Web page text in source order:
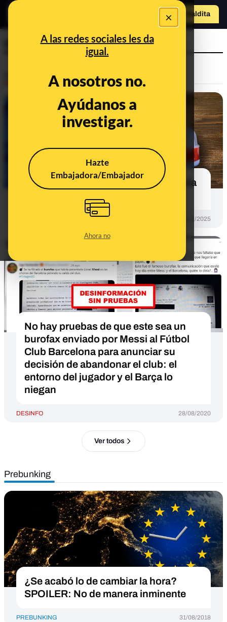
×
A las redes sociales les da
igual.
A nosotros no.
Ayúdanos a
investigar.
Hazte
Embajadora/Embajador
Ahora no
Hazte Maldit o
a
directiva
No, la baliza V16 no es consecuencia
04/12/2025
No hay pruebas de que este sea un
burofax enviado por Messi al Fútbol
Club Barcelona para anunciar su
decisión de abandonar el club: el
entorno del jugador y el Barça lo
niegan
DESINFO 28/08/2020
Ver todos
Prebunking
¿Se acabó lo de cambiar la hora?
SPOILER: No de manera inminente
PREBUNKING 31/08/2018